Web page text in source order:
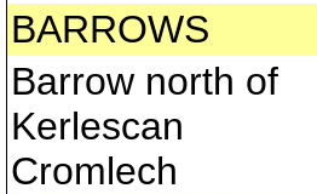
BARROWS
Barrow north of
Kerlescan
Cromlech